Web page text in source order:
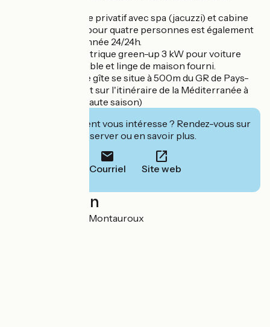
Un espace détente privatif avec spa (jacuzzi) et cabine
sauna infrarouge pour quatre personnes est également
utilisable toute l'année 24/24h.
Le plus : prise électrique green-up 3 kW pour voiture
électrique disponible et linge de maison fourni.
Amis itinérants : le gîte se situe à 500m du GR de Pays-
Pays de Fayence et sur l'itinéraire de la Méditerranée à
vélo : EV8. (hors haute saison)
Cet établissement vous intéresse ? Rendez-vous sur
leur site pour réserver ou en savoir plus.
Courriel Site web
Localisation
1911 RD 37 83440 Montauroux